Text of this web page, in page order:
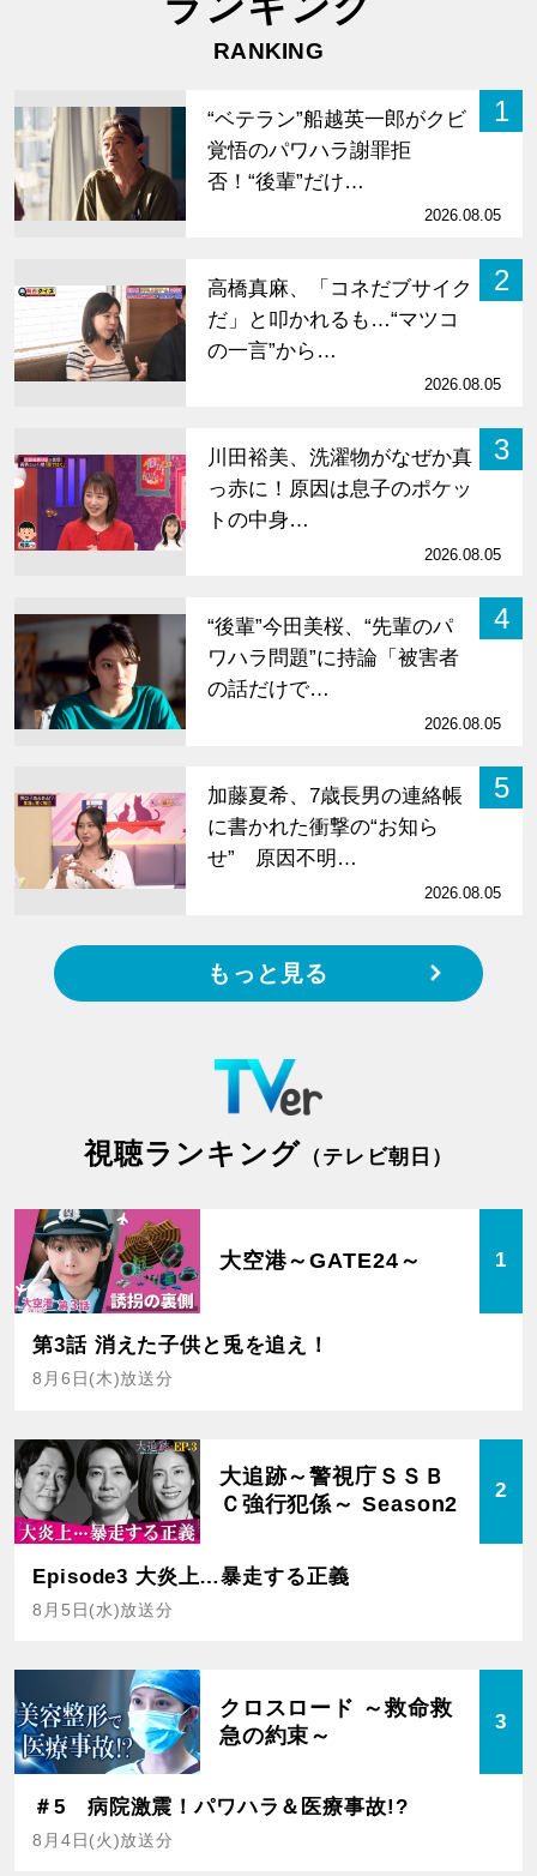
RANKING
1
“ベテラン”船越英一郎がクビ
覚悟のパワハラ謝罪拒
否！“後輩”だけ…
2026.08.05
2
高橋真麻、「コネだブサイク
だ」と叩かれるも…“マツコ
の一言”から…
2026.08.05
3
川田裕美、洗濯物がなぜか真
っ赤に！原因は息子のポケッ
トの中身…
2026.08.05
4
“後輩”今田美桜、“先輩のパ
ワハラ問題”に持論「被害者
の話だけで…
2026.08.05
5
加藤夏希、7歳長男の連絡帳
に書かれた衝撃の“お知ら
せ” 原因不明…
2026.08.05
もっと見る
視聴ランキング （テレビ朝日）
大空港～GATE24～ 1
第3話 消えた子供と兎を追え！
8月6日(木)放送分
大追跡～警視庁ＳＳＢ
Ｃ強行犯係～ Season2
2
Episode3 大炎上…暴走する正義
8月5日(水)放送分
クロスロード ～救命救
急の約束～
3
＃5 病院激震！パワハラ＆医療事故!?
8月4日(火)放送分